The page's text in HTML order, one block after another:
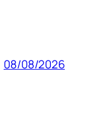
08/08/2026